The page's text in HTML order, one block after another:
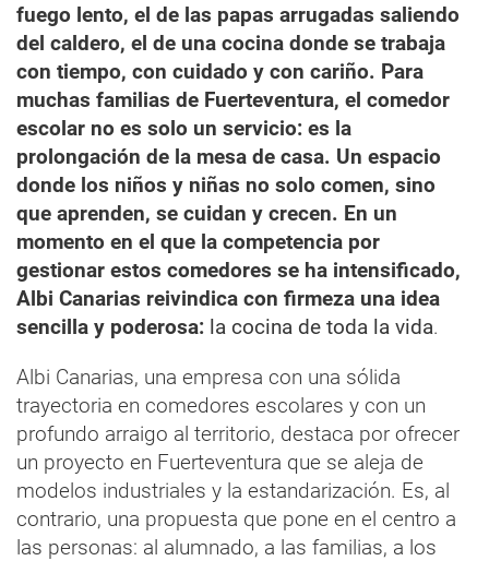
fuego lento, el de las papas arrugadas saliendo
del caldero, el de una cocina donde se trabaja
con tiempo, con cuidado y con cariño. Para
muchas familias de Fuerteventura, el comedor
escolar no es solo un servicio: es la
prolongación de la mesa de casa. Un espacio
donde los niños y niñas no solo comen, sino
que aprenden, se cuidan y crecen. En un
momento en el que la competencia por
gestionar estos comedores se ha intensificado,
Albi Canarias reivindica con firmeza una idea
sencilla y poderosa: la cocina de toda la vida.
Albi Canarias, una empresa con una sólida
trayectoria en comedores escolares y con un
profundo arraigo al territorio, destaca por ofrecer
un proyecto en Fuerteventura que se aleja de
modelos industriales y la estandarización. Es, al
contrario, una propuesta que pone en el centro a
las personas: al alumnado, a las familias, a los